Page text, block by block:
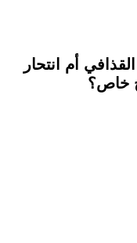
أم انتحار
خاص؟